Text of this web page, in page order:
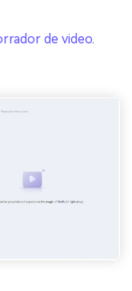
de video.